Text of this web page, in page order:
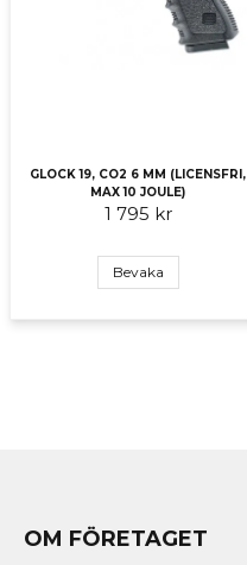
GLOCK 19, CO2 6 MM (LICENSFRI,
MAX 10 JOULE)
1 795 kr
Bevaka
OM FÖRETAGET